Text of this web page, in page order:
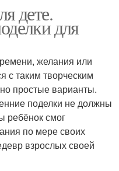
дете.
для
желания или
с таким творческим
простые варианты.
поделки не должны
ребёнок смог
по мере своих
взрослых своей